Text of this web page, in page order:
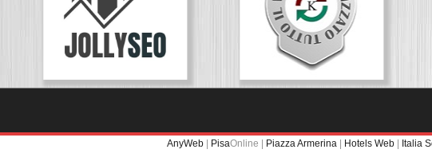
AnyWeb | PisaOnline | Piazza Armerina | Hotels Web | Italia